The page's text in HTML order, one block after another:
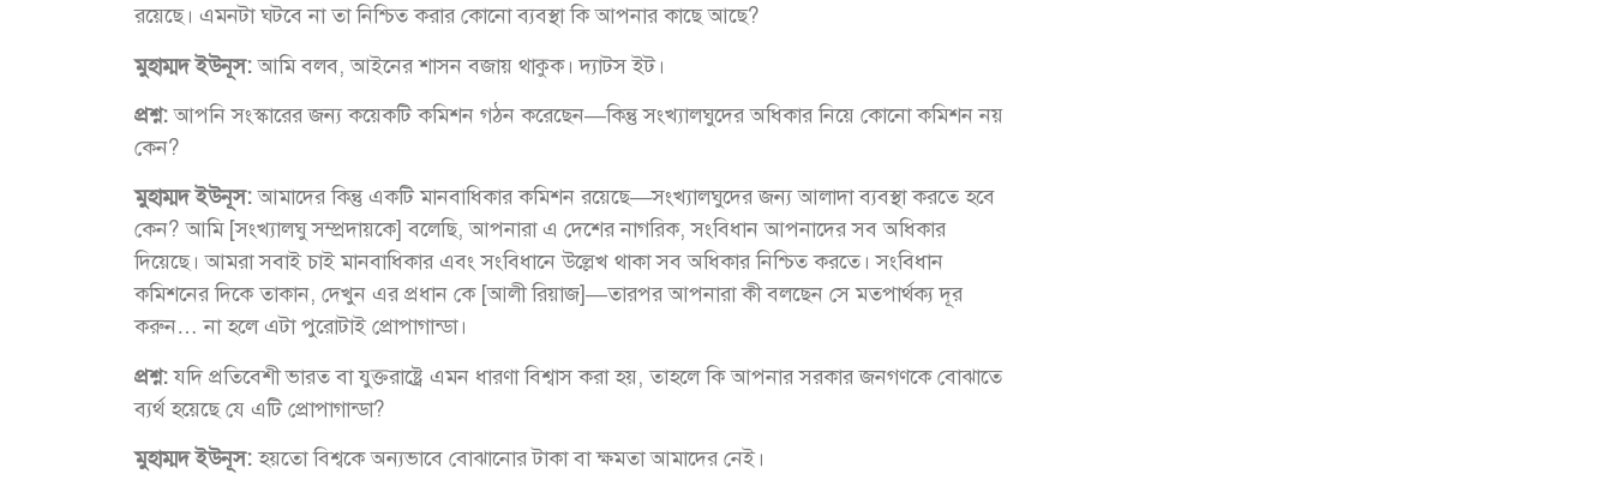
রয়েছে। এমনটা ঘটবে না তা নিশ্চিত করার কোনো ব্যবস্থা কি আপনার কাছে আছে?
মুহাম্মদ ইউনূস:আমি বলব, আইনের শাসন বজায় থাকুক। দ্যাটস ইট।
প্রশ্ন:আপনি সংস্কারের জন্য কয়েকটি কমিশন গঠন করেছেন—কিন্তু সংখ্যালঘুদের অধিকার নিয়ে কোনো কমিশন নয়
কেন?
মুহাম্মদ ইউনূস:আমাদের কিন্তু একটি মানবাধিকার কমিশন রয়েছে—সংখ্যালঘুদের জন্য আলাদা ব্যবস্থা করতে হবে
কেন? আমি [সংখ্যালঘু সম্প্রদায়কে] বলেছি, আপনারা এ দেশের নাগরিক, সংবিধান আপনাদের সব অধিকার
দিয়েছে। আমরা সবাই চাই মানবাধিকার এবং সংবিধানে উল্লেখ থাকা সব অধিকার নিশ্চিত করতে। সংবিধান
কমিশনের দিকে তাকান, দেখুন এর প্রধান কে [আলী রিয়াজ]—তারপর আপনারা কী বলছেন সে মতপার্থক্য দূর
করুন… না হলে এটা পুরোটাই প্রোপাগান্ডা।
প্রশ্ন:যদি প্রতিবেশী ভারত বা যুক্তরাষ্ট্রে এমন ধারণা বিশ্বাস করা হয়, তাহলে কি আপনার সরকার জনগণকে বোঝাতে
ব্যর্থ হয়েছে যে এটি প্রোপাগান্ডা?
মুহাম্মদ ইউনূস:হয়তো বিশ্বকে অন্যভাবে বোঝানোর টাকা বা ক্ষমতা আমাদের নেই।